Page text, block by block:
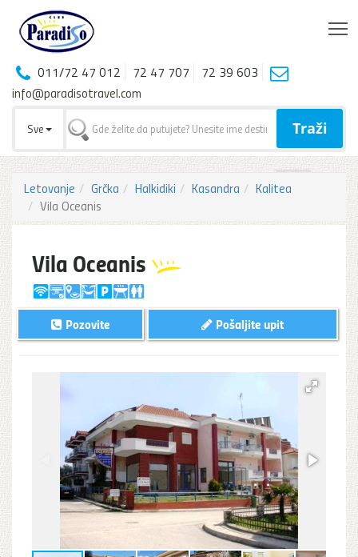
011/72 47 012 72 47 707
72 39 603
info@paradisotravel.com
Sve Traži
Letovanje Grčka Halkidiki Kasandra
Kalitea
Vila Oceanis
Vila Oceanis
Pošaljite upit
Pozovite